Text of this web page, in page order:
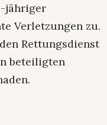
jähriger
Verletzungen zu.
Rettungsdienst
beteiligten